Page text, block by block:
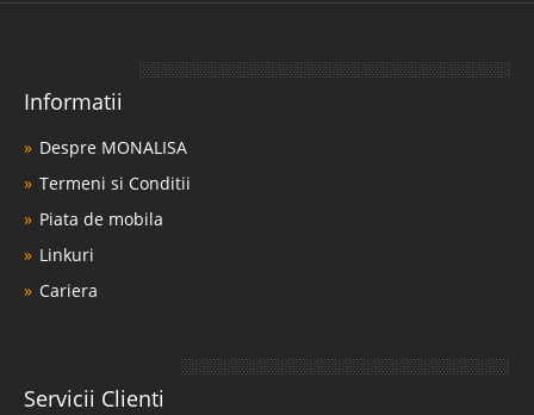
Informatii
Despre MONALISA
Termeni si Conditii
Piata de mobila
Linkuri
Cariera
Servicii Clienti